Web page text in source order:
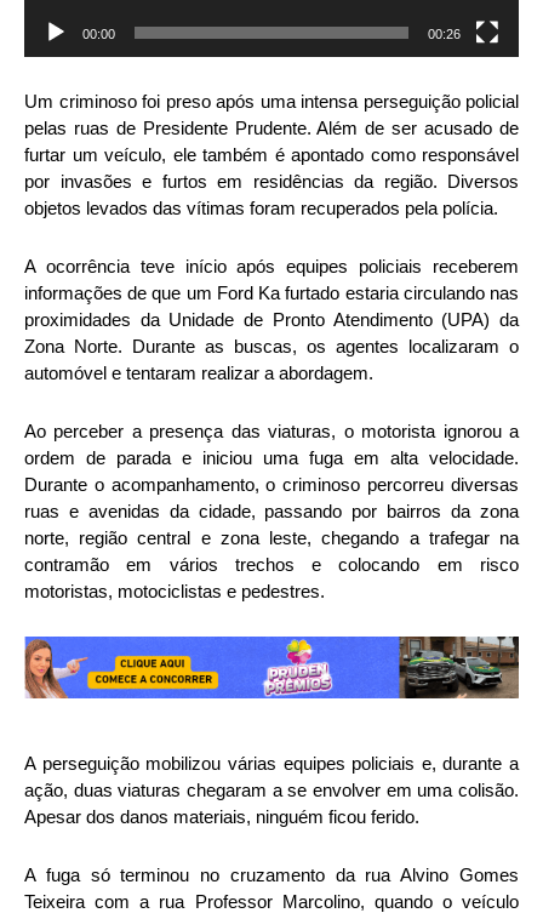
00:00 00:26
Um criminoso foi preso após uma intensa perseguição policial
pelas ruas de Presidente Prudente. Além de ser acusado de
furtar um veículo, ele também é apontado como responsável
por invasões e furtos em residências da região. Diversos
objetos levados das vítimas foram recuperados pela polícia.
A ocorrência teve início após equipes policiais receberem
informações de que um Ford Ka furtado estaria circulando nas
proximidades da Unidade de Pronto Atendimento (UPA) da
Zona Norte. Durante as buscas, os agentes localizaram o
automóvel e tentaram realizar a abordagem.
Ao perceber a presença das viaturas, o motorista ignorou a
ordem de parada e iniciou uma fuga em alta velocidade.
Durante o acompanhamento, o criminoso percorreu diversas
ruas e avenidas da cidade, passando por bairros da zona
norte, região central e zona leste, chegando a trafegar na
contramão em vários trechos e colocando em risco
motoristas, motociclistas e pedestres.
A perseguição mobilizou várias equipes policiais e, durante a
ação, duas viaturas chegaram a se envolver em uma colisão.
Apesar dos danos materiais, ninguém ficou ferido.
A fuga só terminou no cruzamento da rua Alvino Gomes
Teixeira com a rua Professor Marcolino, quando o veículo